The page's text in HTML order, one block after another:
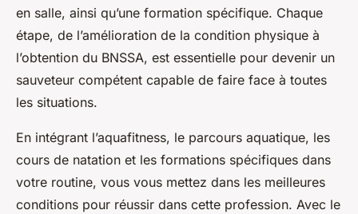
en salle, ainsi qu’une formation spécifique. Chaque
étape, de l’amélioration de la condition physique à
l’obtention du BNSSA, est essentielle pour devenir un
sauveteur compétent capable de faire face à toutes
les situations.
En intégrant l’aquafitness, le parcours aquatique, les
cours de natation et les formations spécifiques dans
votre routine, vous vous mettez dans les meilleures
conditions pour réussir dans cette profession. Avec le